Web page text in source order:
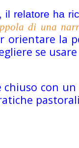
il relatore ha
di una
orientare la
se
chiuso con